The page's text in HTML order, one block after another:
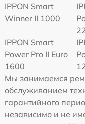
IPPON Smart
Winner II 1000
IPPON Smart
Power Pro II Euro
1600
Мы занимаемся
обслуживанием
гарантийного
независимо и не